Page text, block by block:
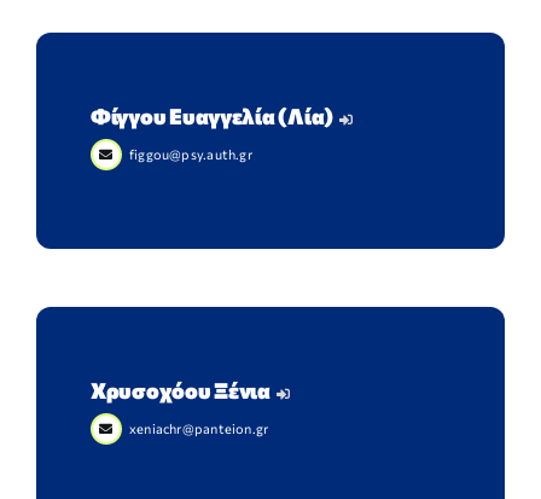
Φίγγου Ευαγγελία (Λία)
figgou@psy.auth.gr
Χρυσοχόου Ξένια
xeniachr@panteion.gr